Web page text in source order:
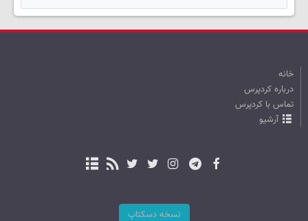
خانه
درباره کردپرس
تماس با کردپرس
آرشیو
نسخه دسکتاپ